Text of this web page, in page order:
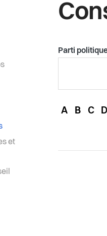
Parti
A B C D
et